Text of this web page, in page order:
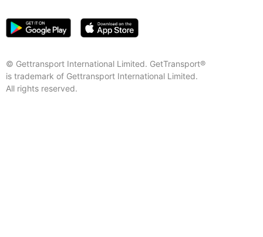
© Gettransport International Limited. GetTransport®
is trademark of Gettransport International Limited.
All rights reserved.